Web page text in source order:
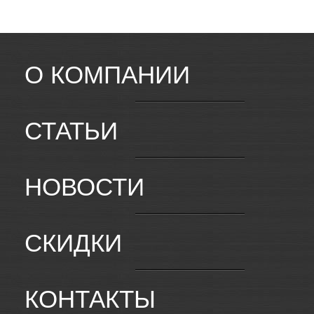
О КОМПАНИИ
СТАТЬИ
НОВОСТИ
СКИДКИ
КОНТАКТЫ